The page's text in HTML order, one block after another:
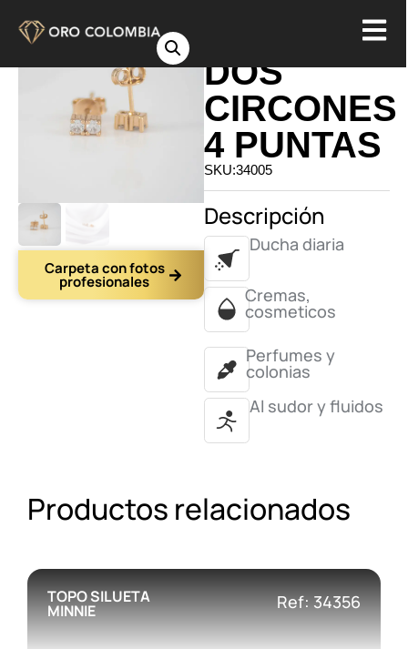
Carpeta con fotos
profesionales
DOS
CIRCONES
4 PUNTAS
SKU:34005
Descripción
Ducha diaria
Cremas,
cosmeticos
Perfumes y
colonias
Al sudor y fluidos
Productos relacionados
TOPO SILUETA
MINNIE Ref: 34356